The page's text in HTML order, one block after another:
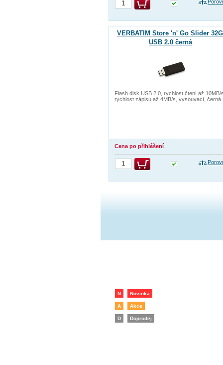
VERBATIM Store 'n' Go Slider
USB 2.0 černá
Flash disk USB 2.0, rychlost čtení až 10MB/
rychlost zápisu až 4MB/s, vysouvací, černá.
Cena po přihlášení
N Novinka
A Akce
D Doprodej